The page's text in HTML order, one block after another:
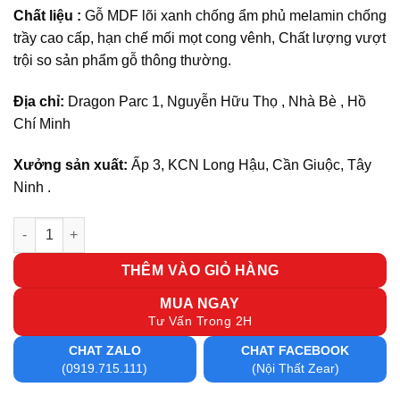
Chất liệu : Gỗ MDF lõi xanh chống ẩm phủ melamin chống
trầy cao cấp, hạn chế mối mọt cong vênh, Chất lượng vượt
trội so sản phẩm gỗ thông thường.
Địa chỉ: Dragon Parc 1, Nguyễn Hữu Thọ , Nhà Bè , Hồ
Chí Minh
Xưởng sản xuất: Ấp 3, KCN Long Hậu, Cần Giuộc, Tây
Ninh .
Tủ hồ sơ cửa lùa 1m2 HL10 số lượng
THÊM VÀO GIỎ HÀNG
MUA NGAY
Tư Vấn Trong 2H
CHAT ZALO
(0919.715.111)
CHAT FACEBOOK
(Nội Thất Zear)